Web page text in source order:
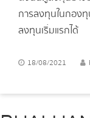
การลงทุนในกอง
ลงทุนเริ่มแรกได้
18/08/2021